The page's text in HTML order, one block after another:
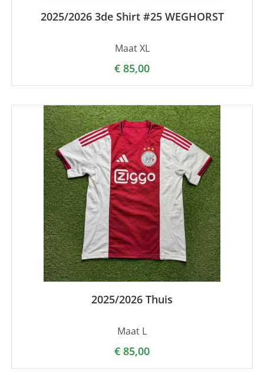
2025/2026 3de Shirt #25 WEGHORST
Maat XL
€ 85,00
2025/2026 Thuis
Maat L
€ 85,00